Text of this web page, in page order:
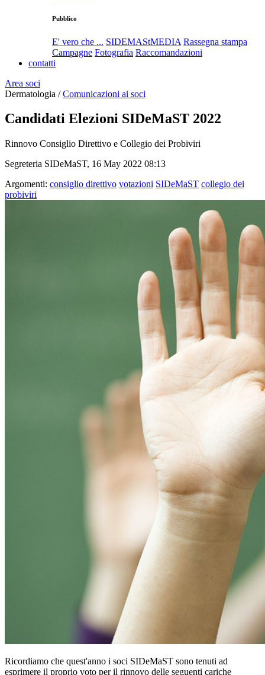
Pubblico
E' vero che ... SIDEMAStMEDIA Rassegna stampa
Campagne Fotografia Raccomandazioni
contatti
Area soci
Dermatologia /Comunicazioni ai soci
Candidati Elezioni SIDeMaST 2022
Rinnovo Consiglio Direttivo e Collegio dei Probiviri
Segreteria SIDeMaST, 16 May 2022 08:13
Argomenti: consiglio direttivo votazioni SIDeMaST collegio dei
probiviri
Ricordiamo che quest'anno i soci SIDeMaST sono tenuti ad
esprimere il proprio voto per il rinnovo delle seguenti cariche